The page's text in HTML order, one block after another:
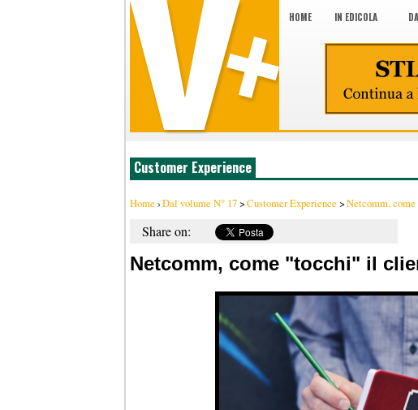
HOME IN EDICOLA
Customer Experience
Home ›Dal volume N° 17>Customer Experience >Netcomm,
Share on:
Netcomm, come "tocchi" il